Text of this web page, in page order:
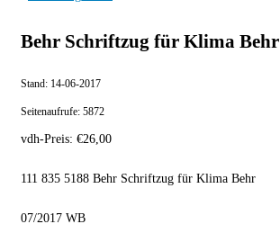
Behr Schriftzug für Klima Behr
Stand: 14-06-2017
Seitenaufrufe: 5872
vdh-Preis: €26,00
111 835 5188 Behr Schriftzug für Klima Behr
07/2017 WB